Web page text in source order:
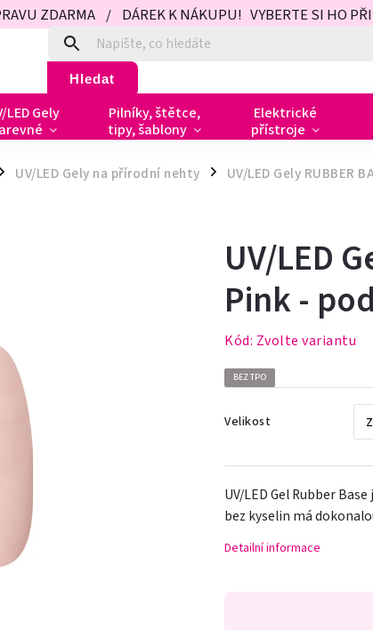
ZDARMA / DÁREK K NÁKUPU! VYBERTE SI HO
Hledat
LED Gely
Pilníky, štětce,
tipy, šablony
Elektrické
přístroje
/ UV/LED Gely na přírodní nehty / UV/LED Gely RUBBER
UV/LED
Pink -
Kód: Zvolte variantu
BEZ TPO
Velikost
UV/LED Gel Rubber
bez kyselin má
Detailní informace